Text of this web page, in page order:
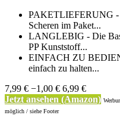
PAKETLIEFERUNG -
Scheren im Paket...
LANGLEBIG - Die
PP Kunststoff...
EINFACH ZU
einfach zu halten...
7,99 € −1,00 € 6,99 €
Jetzt ansehen (Amazon)
möglich / siehe Footer